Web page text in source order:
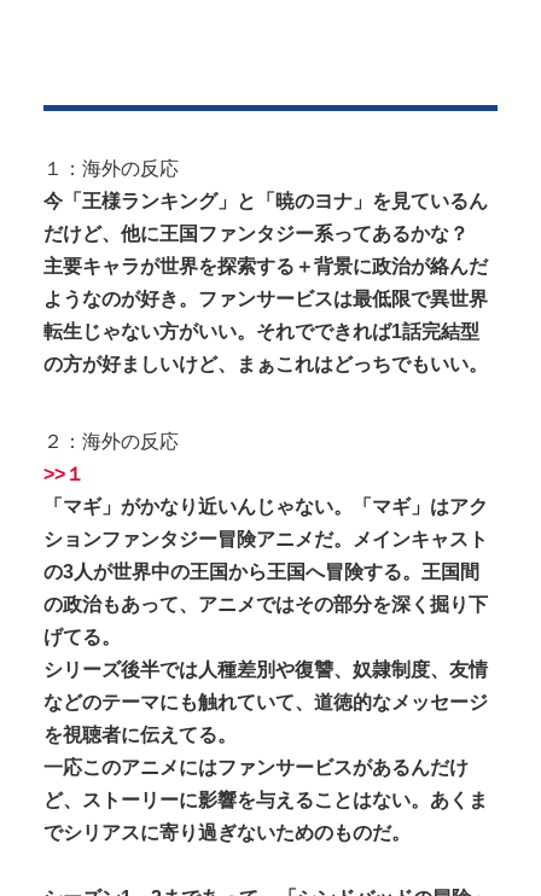
Powered by livedoor 相互RSS
『I"s〈アイズ〉』の桂正和さん、とんでもなくエ●チ
なパンツを描く。これもう芸術...
Powered by livedoor 相互RSS
１：海外の反応
今「王様ランキング」と「暁のヨナ」を見ているん
だけど、他に王国ファンタジー系ってあるかな？
主要キャラが世界を探索する＋背景に政治が絡んだ
ようなのが好き。ファンサービスは最低限で異世界
転生じゃない方がいい。それでできれば1話完結型
の方が好ましいけど、まぁこれはどっちでもいい。
２：海外の反応
>>１
「マギ」がかなり近いんじゃない。「マギ」はアク
ションファンタジー冒険アニメだ。メインキャスト
の3人が世界中の王国から王国へ冒険する。王国間
の政治もあって、アニメではその部分を深く掘り下
げてる。
シリーズ後半では人種差別や復讐、奴隷制度、友情
などのテーマにも触れていて、道徳的なメッセージ
を視聴者に伝えてる。
一応このアニメにはファンサービスがあるんだけ
ど、ストーリーに影響を与えることはない。あくま
でシリアスに寄り過ぎないためのものだ。